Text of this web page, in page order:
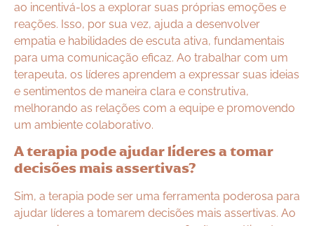
ao incentivá-los a explorar suas próprias emoções e
reações. Isso, por sua vez, ajuda a desenvolver
empatia e habilidades de escuta ativa, fundamentais
para uma comunicação eficaz. Ao trabalhar com um
terapeuta, os líderes aprendem a expressar suas ideias
e sentimentos de maneira clara e construtiva,
melhorando as relações com a equipe e promovendo
um ambiente colaborativo.
A terapia pode ajudar líderes a tomar
decisões mais assertivas?
Sim, a terapia pode ser uma ferramenta poderosa para
ajudar líderes a tomarem decisões mais assertivas. Ao